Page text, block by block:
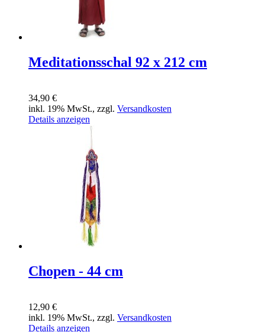
Meditationsschal 92 x 212 cm
34,90 €
inkl. 19% MwSt., zzgl. Versandkosten
Details anzeigen
Chopen - 44 cm
12,90 €
inkl. 19% MwSt., zzgl. Versandkosten
Details anzeigen